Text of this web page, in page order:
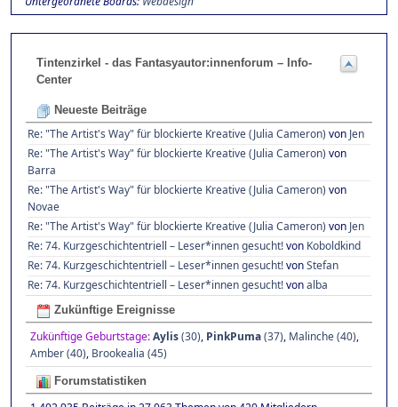
Tintenzirkel - das Fantasyautor:innenforum – Info-
Center
Neueste Beiträge
Re: "The Artist's Way" für blockierte Kreative (Julia Cameron) von Jen
Re: "The Artist's Way" für blockierte Kreative (Julia Cameron) von
Barra
Re: "The Artist's Way" für blockierte Kreative (Julia Cameron) von
Novae
Re: "The Artist's Way" für blockierte Kreative (Julia Cameron) von Jen
Re: 74. Kurzgeschichtentriell – Leser*innen gesucht!von Koboldkind
Re: 74. Kurzgeschichtentriell – Leser*innen gesucht!vonStefan
Re: 74. Kurzgeschichtentriell – Leser*innen gesucht!vonalba
Zukünftige Ereignisse
Zukünftige Geburtstage:Aylis(30), PinkPuma(37), Malinche (40),
Amber (40), Brookealia (45)
Forumstatistiken